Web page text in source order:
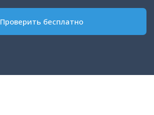
Проверить бесплатно